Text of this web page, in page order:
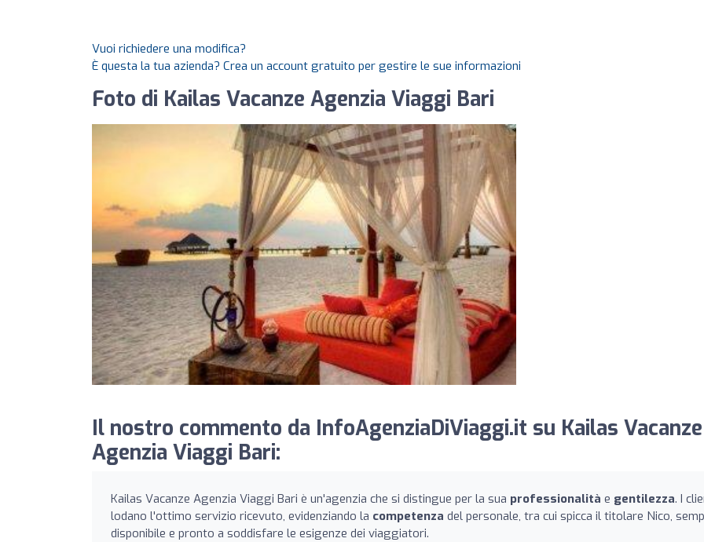
Vuoi richiedere una modifica?
È questa la tua azienda? Crea un account gratuito per gestire le sue informazioni
Foto di Kailas Vacanze Agenzia Viaggi Bari
Il nostro commento da InfoAgenziaDiViaggi.it su Kailas Vacanze
Agenzia Viaggi Bari:
Kailas Vacanze Agenzia Viaggi Bari è un'agenzia che si distingue per la sua professionalità e gentilezza. I
lodano l'ottimo servizio ricevuto, evidenziando la competenza del personale, tra cui spicca il titolare Nico,
disponibile e pronto a soddisfare le esigenze dei viaggiatori.